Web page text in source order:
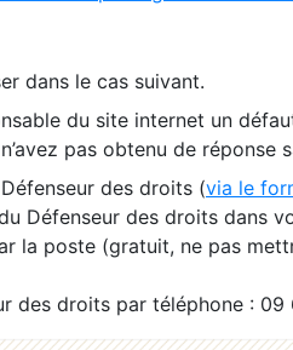
dans le cas suivant.
du site internet un
pas obtenu de réponse
des droits (via le
Défenseur des droits dans
la poste (gratuit, ne pas
des droits par téléphone :